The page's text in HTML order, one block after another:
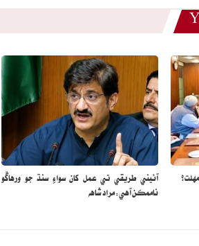
آئيني طريقي تي عمل کان سواءِ سنڌ جو ورهاڱو
ناممڪن آهي: مراد شاهه